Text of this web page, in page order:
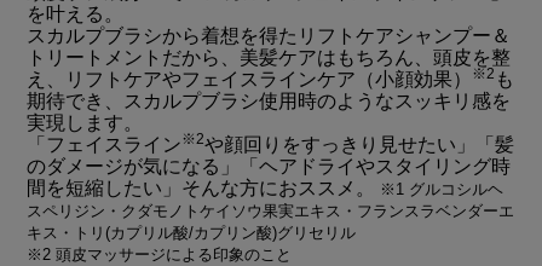
を叶える。
スカルプブラシから着想を得たリフトケアシャンプー＆
トリートメントだから、美髪ケアはもちろん、頭皮を整
え、リフトケアやフェイスラインケア（小顔効果）
※2 も
期待でき、スカルプブラシ使用時のようなスッキリ感を
実現します。
「フェイスライン※2や顔回りをすっきり見せたい」「髪
のダメージが気になる」「ヘアドライやスタイリング時
間を短縮したい」そんな方におススメ。
※1 グルコシルヘ
スペリジン・クダモノトケイソウ果実エキス・フランスラベンダーエ
キス・トリ(カプリル酸/カプリン酸)グリセリル
※2 頭皮マッサージによる印象のこと